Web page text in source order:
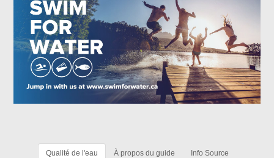
Qualité de l'eau À propos du guide Info Source